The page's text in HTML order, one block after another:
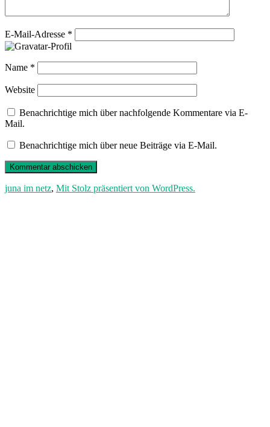
E-Mail-Adresse *
Name *
Website
Benachrichtige mich über nachfolgende Kommentare via E-
Mail.
Benachrichtige mich über neue Beiträge via E-Mail.
juna im netz, Mit Stolz präsentiert von WordPress.